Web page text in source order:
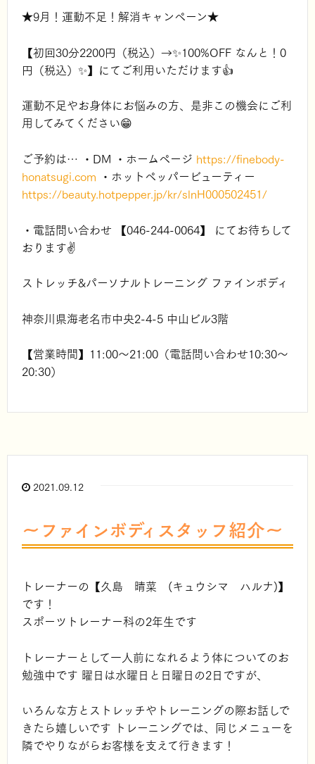
★9月！運動不足！解消キャンペーン★
【初回30分2200円（税込）→✨100%OFF なんと！0
円（税込）✨】にてご利用いただけます👍
運動不足やお身体にお悩みの方、是非この機会にご利
用してみてください😁
ご予約は… ・DM ・ホームページ https://finebody-
honatsugi.com ・ホットペッパービューティー
https://beauty.hotpepper.jp/kr/slnH000502451/
・電話問い合わせ 【046-244-0064】 にてお待ちして
おります✌️
ストレッチ&パーソナルトレーニング ファインボディ
神奈川県海老名市中央2-4-5 中山ビル3階
【営業時間】11:00～21:00（電話問い合わせ10:30～
20:30）
2021.09.12
～ファインボディスタッフ紹介～
トレーナーの【久島 晴菜 (キュウシマ ハルナ)】
です！
スポーツトレーナー科の2年生です
トレーナーとして一人前になれるよう体についてのお
勉強中です 曜日は水曜日と日曜日の2日ですが、
いろんな方とストレッチやトレーニングの際お話しで
きたら嬉しいです トレーニングでは、同じメニューを
隣でやりながらお客様を支えて行きます！